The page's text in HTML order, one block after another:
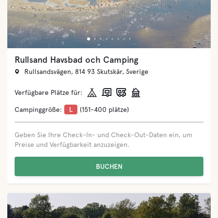
KronoCamping Saxnäs
Södra Saxnäsvägen 16, 386 95 Färjestaden, Sverige
Verfügbare Plätze für:
Campinggröße: XL (400+ plätze)
Geben Sie Ihre Check-In- und Check-Out-Daten ein, um
Preise und Verfügbarkeit anzuzeigen.
BUCHEN